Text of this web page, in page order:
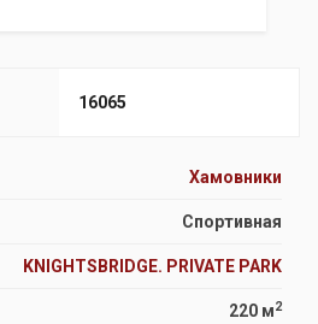
16065
Хамовники
Спортивная
KNIGHTSBRIDGE. PRIVATE PARK
220 м2